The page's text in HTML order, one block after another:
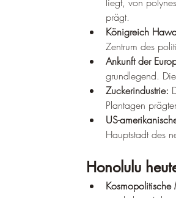
prägt.
Königreich
Zentrum des
Ankunft der
grundlegend.
Zuckerindustrie:
Plantagen
US-
Hauptstadt des
Honolulu
Kosmopolitische